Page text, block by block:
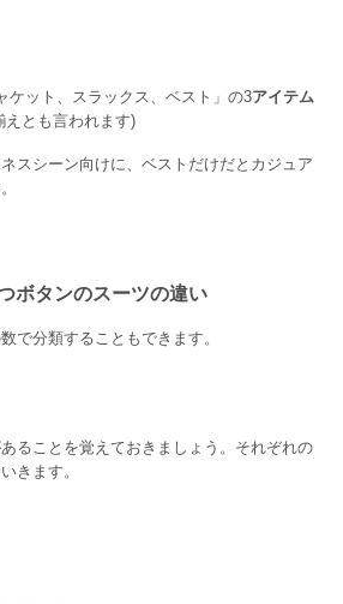
ケット、スラックス、ベスト」の3アイテム
えとも言われます)
スシーン向けに、ベストだけだとカジュア
ボタンのスーツの違い
で分類することもできます。
ることを覚えておきましょう。それぞれの
きます。